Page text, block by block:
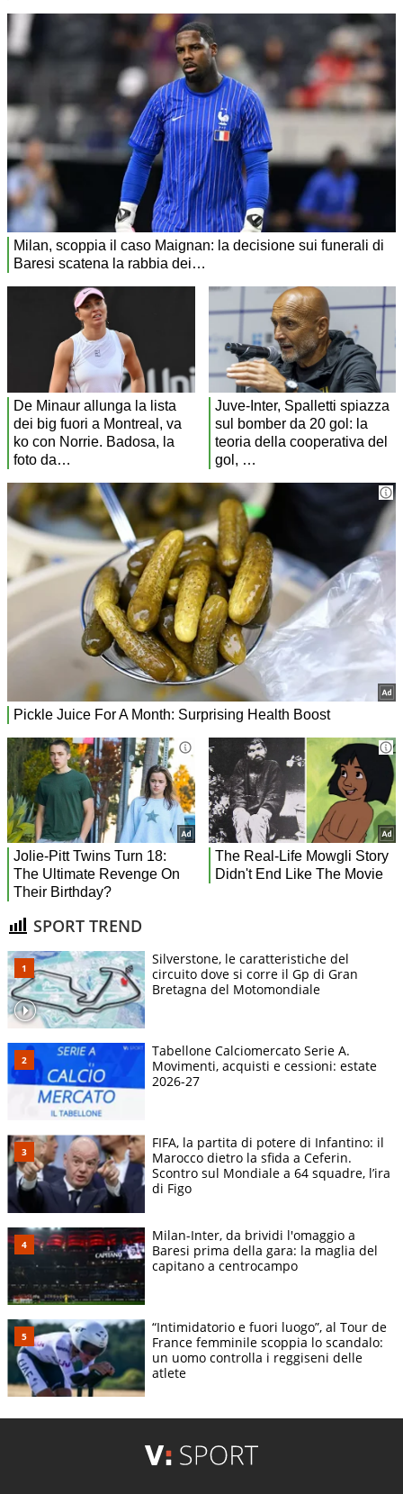
SPORT TREND
Silverstone, le caratteristiche del
circuito dove si corre il Gp di Gran
Bretagna del Motomondiale
Tabellone Calciomercato Serie A.
Movimenti, acquisti e cessioni: estate
2026-27
FIFA, la partita di potere di Infantino: il
Marocco dietro la sfida a Ceferin.
Scontro sul Mondiale a 64 squadre, l’ira
di Figo
Milan-Inter, da brividi l'omaggio a
Baresi prima della gara: la maglia del
capitano a centrocampo
“Intimidatorio e fuori luogo”, al Tour de
France femminile scoppia lo scandalo:
un uomo controlla i reggiseni delle
atlete